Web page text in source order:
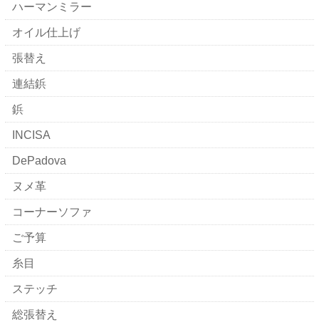
ハーマンミラー
オイル仕上げ
張替え
連結鋲
鋲
INCISA
DePadova
ヌメ革
コーナーソファ
ご予算
糸目
ステッチ
総張替え